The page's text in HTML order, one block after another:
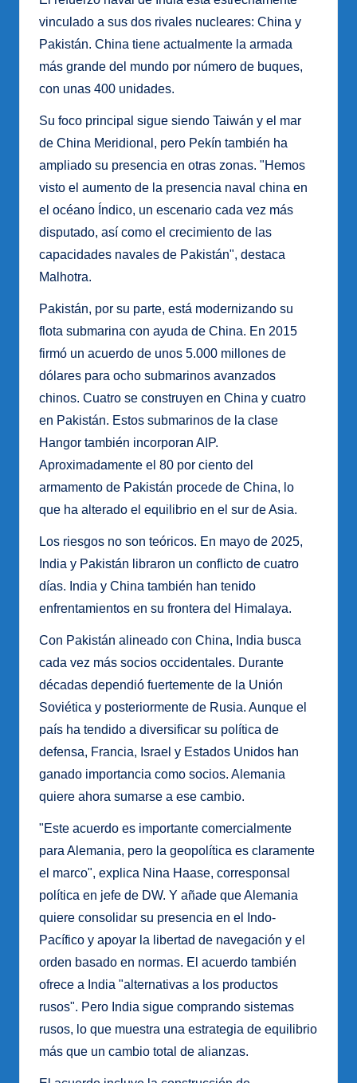
vinculado a sus dos rivales nucleares: China y
Pakistán. China tiene actualmente la armada
más grande del mundo por número de buques,
con unas 400 unidades.
Su foco principal sigue siendo Taiwán y el mar
de China Meridional, pero Pekín también ha
ampliado su presencia en otras zonas. "Hemos
visto el aumento de la presencia naval china en
el océano Índico, un escenario cada vez más
disputado, así como el crecimiento de las
capacidades navales de Pakistán", destaca
Malhotra.
Pakistán, por su parte, está modernizando su
flota submarina con ayuda de China. En 2015
firmó un acuerdo de unos 5.000 millones de
dólares para ocho submarinos avanzados
chinos. Cuatro se construyen en China y cuatro
en Pakistán. Estos submarinos de la clase
Hangor también incorporan AIP.
Aproximadamente el 80 por ciento del
armamento de Pakistán procede de China, lo
que ha alterado el equilibrio en el sur de Asia.
Los riesgos no son teóricos. En mayo de 2025,
India y Pakistán libraron un conflicto de cuatro
días. India y China también han tenido
enfrentamientos en su frontera del Himalaya.
Con Pakistán alineado con China, India busca
cada vez más socios occidentales. Durante
décadas dependió fuertemente de la Unión
Soviética y posteriormente de Rusia. Aunque el
país ha tendido a diversificar su política de
defensa, Francia, Israel y Estados Unidos han
ganado importancia como socios. Alemania
quiere ahora sumarse a ese cambio.
"Este acuerdo es importante comercialmente
para Alemania, pero la geopolítica es claramente
el marco", explica Nina Haase, corresponsal
política en jefe de DW. Y añade que Alemania
quiere consolidar su presencia en el Indo-
Pacífico y apoyar la libertad de navegación y el
orden basado en normas. El acuerdo también
ofrece a India "alternativas a los productos
rusos". Pero India sigue comprando sistemas
rusos, lo que muestra una estrategia de equilibrio
más que un cambio total de alianzas.